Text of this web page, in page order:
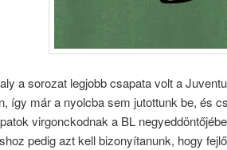
a sorozat legjobb csapata volt a
így már a nyolcba sem jutottunk be, és
virgonckodnak a BL
pedig azt kell bizonyítanunk, hogy